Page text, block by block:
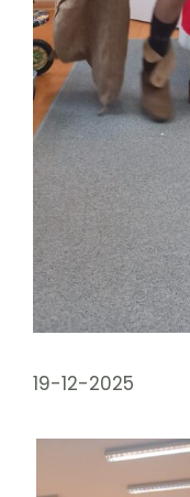
19-12-2025